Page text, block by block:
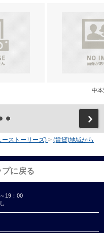
中本
ストーリーズ) > (賃貸)地域から
に戻る
19：00